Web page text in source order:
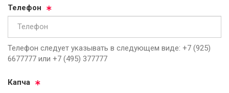
Те­ле­фон
Телефон следует указывать в следующем виде: +7 (925)
6677777 или +7 (495) 377777
Кап­ча